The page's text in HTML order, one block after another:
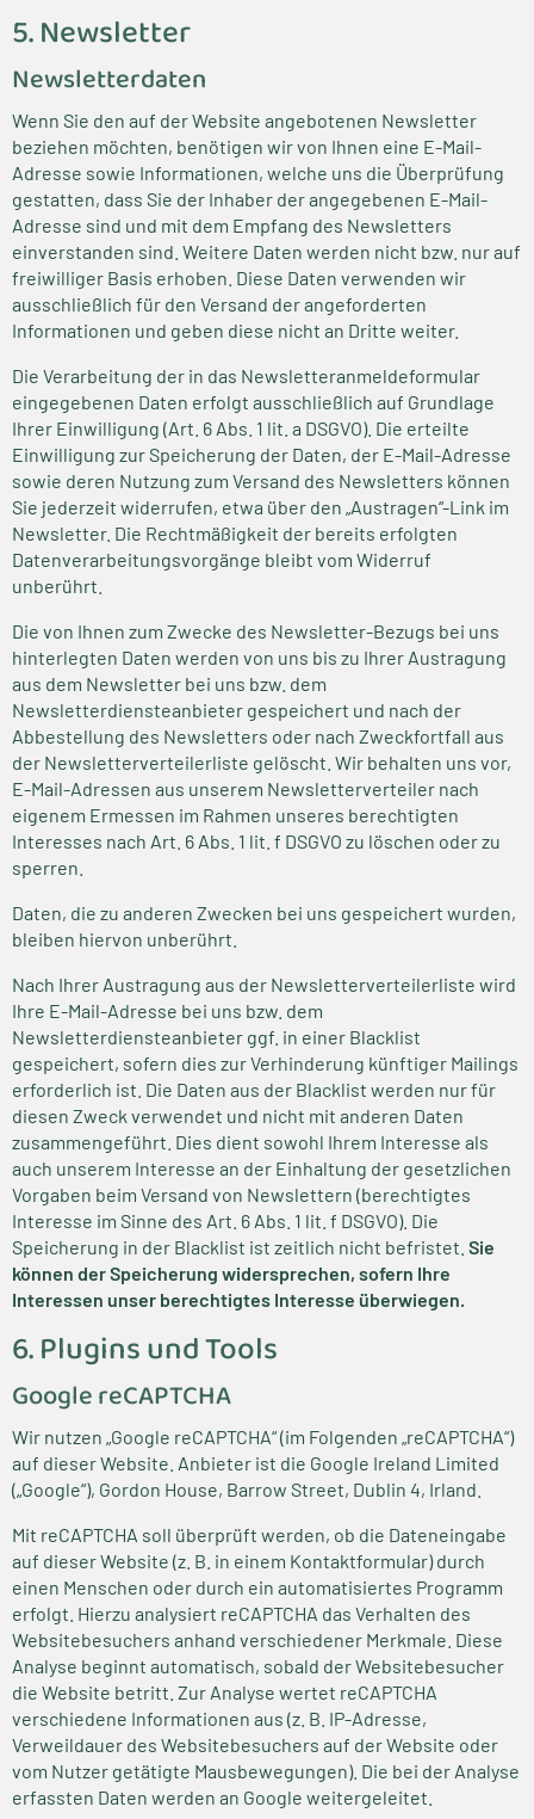
5. Newsletter
Newsletter­daten
Wenn Sie den auf der Website angebotenen Newsletter
beziehen möchten, benötigen wir von Ihnen eine E-Mail-
Adresse sowie Informationen, welche uns die Überprüfung
gestatten, dass Sie der Inhaber der angegebenen E-Mail-
Adresse sind und mit dem Empfang des Newsletters
einverstanden sind. Weitere Daten werden nicht bzw. nur auf
freiwilliger Basis erhoben. Diese Daten verwenden wir
ausschließlich für den Versand der angeforderten
Informationen und geben diese nicht an Dritte weiter.
Die Verarbeitung der in das Newsletteranmeldeformular
eingegebenen Daten erfolgt ausschließlich auf Grundlage
Ihrer Einwilligung (Art. 6 Abs. 1 lit. a DSGVO). Die erteilte
Einwilligung zur Speicherung der Daten, der E-Mail-Adresse
sowie deren Nutzung zum Versand des Newsletters können
Sie jederzeit widerrufen, etwa über den „Austragen“-Link im
Newsletter. Die Rechtmäßigkeit der bereits erfolgten
Datenverarbeitungsvorgänge bleibt vom Widerruf
unberührt.
Die von Ihnen zum Zwecke des Newsletter-Bezugs bei uns
hinterlegten Daten werden von uns bis zu Ihrer Austragung
aus dem Newsletter bei uns bzw. dem
Newsletterdiensteanbieter gespeichert und nach der
Abbestellung des Newsletters oder nach Zweckfortfall aus
der Newsletterverteilerliste gelöscht. Wir behalten uns vor,
E-Mail-Adressen aus unserem Newsletterverteiler nach
eigenem Ermessen im Rahmen unseres berechtigten
Interesses nach Art. 6 Abs. 1 lit. f DSGVO zu löschen oder zu
sperren.
Daten, die zu anderen Zwecken bei uns gespeichert wurden,
bleiben hiervon unberührt.
Nach Ihrer Austragung aus der Newsletterverteilerliste wird
Ihre E-Mail-Adresse bei uns bzw. dem
Newsletterdiensteanbieter ggf. in einer Blacklist
gespeichert, sofern dies zur Verhinderung künftiger Mailings
erforderlich ist. Die Daten aus der Blacklist werden nur für
diesen Zweck verwendet und nicht mit anderen Daten
zusammengeführt. Dies dient sowohl Ihrem Interesse als
auch unserem Interesse an der Einhaltung der gesetzlichen
Vorgaben beim Versand von Newslettern (berechtigtes
Interesse im Sinne des Art. 6 Abs. 1 lit. f DSGVO). Die
Speicherung in der Blacklist ist zeitlich nicht befristet. Sie
können der Speicherung widersprechen, sofern Ihre
Interessen unser berechtigtes Interesse überwiegen.
6. Plugins und Tools
Google reCAPTCHA
Wir nutzen „Google reCAPTCHA“ (im Folgenden „reCAPTCHA“)
auf dieser Website. Anbieter ist die Google Ireland Limited
(„Google“), Gordon House, Barrow Street, Dublin 4, Irland.
Mit reCAPTCHA soll überprüft werden, ob die Dateneingabe
auf dieser Website (z. B. in einem Kontaktformular) durch
einen Menschen oder durch ein automatisiertes Programm
erfolgt. Hierzu analysiert reCAPTCHA das Verhalten des
Websitebesuchers anhand verschiedener Merkmale. Diese
Analyse beginnt automatisch, sobald der Websitebesucher
die Website betritt. Zur Analyse wertet reCAPTCHA
verschiedene Informationen aus (z. B. IP-Adresse,
Verweildauer des Websitebesuchers auf der Website oder
vom Nutzer getätigte Mausbewegungen). Die bei der Analyse
erfassten Daten werden an Google weitergeleitet.